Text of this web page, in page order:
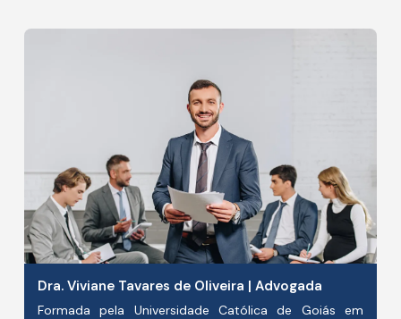
Dra. Viviane Tavares de Oliveira | Advogada
Formada pela Universidade Católica de Goiás em